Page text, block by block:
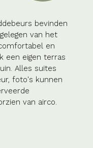
bevinden
van het
en
een eigen terras
Alles suites
foto's kunnen
van airco.